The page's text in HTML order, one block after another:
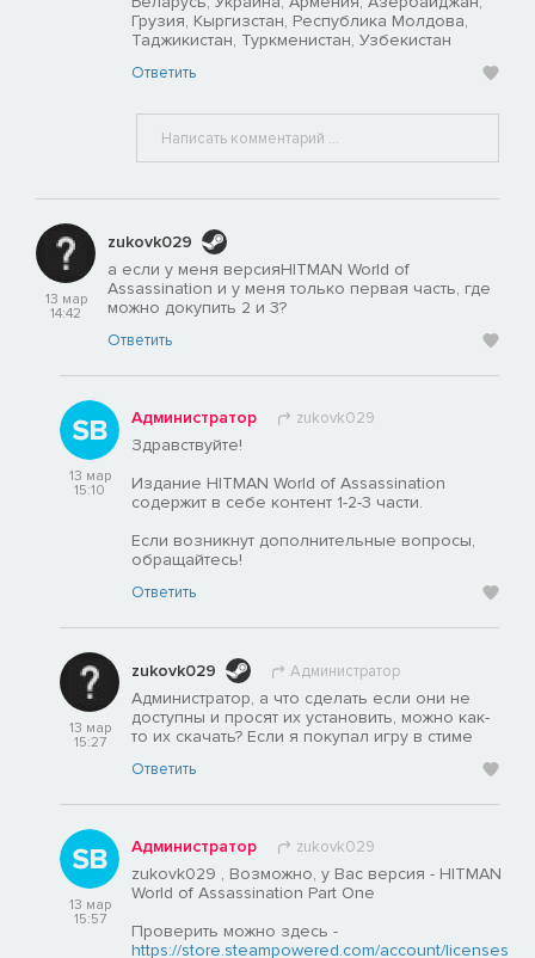
Грузия, Кыргизстан, Республика Молдова,
Таджикистан, Туркменистан, Узбекистан
Ответить
13 мар
14:42
zukovk029
а если у меня версияHITMAN World of
Assassination и у меня только первая часть, где
можно докупить 2 и 3?
Ответить
13 мар
15:10
Администратор zukovk029
Здравствуйте!
Издание HITMAN World of Assassination
содержит в себе контент 1-2-3 части.
Если возникнут дополнительные вопросы,
обращайтесь!
Ответить
13 мар
15:27
zukovk029 Администратор
Администратор, а что сделать если они не
доступны и просят их установить, можно как-
то их скачать? Если я покупал игру в стиме
Ответить
13 мар
15:57
Администратор zukovk029
zukovk029 , Возможно, у Вас версия - HITMAN
World of Assassination Part One
Проверить можно здесь -
https://store.steampowered.com/account/licenses